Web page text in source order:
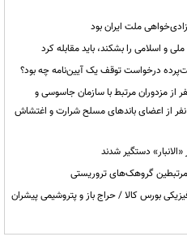
ملت ایران بود
و اسلامی را بشکند، باید مقابله کرد
درخواست توقف یک آیین‌نامه چه بود؟
اطلاعات: شناسایی و دستگیری ۲۱ نفر از مزدوران مرتبط با سازمان جاسوسی و
تروریستی رژیم صهیونیستی و بازداشت ۴ نفر از اعضای باندهای مسلح شرارت و اغتشاش
دستگیر شدند
در بازار فیزیکی بورس کالا / حراج باز و پتروشیمی پیشران